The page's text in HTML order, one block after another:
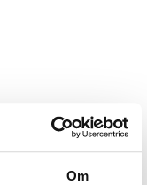
Om